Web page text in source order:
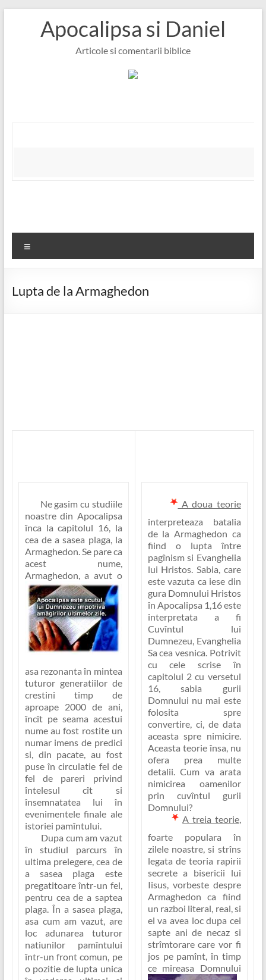
Apocalipsa si Daniel
Articole si comentarii biblice
Lupta de la Armaghedon
Ne gasim cu studiile
noastre din Apocalipsa
înca la capitolul 16, la
cea de a sasea plaga, la
Armaghedon. Se pare ca
acest nume,
Armaghedon,a avut o
asa rezonanta în mintea
tuturor generatiilor de
crestini timp de
aproape 2000 de ani,
încît pe seama acestui
nume au fost rostite un
numar imens de predici
si, din pacate, au fost
puse în circulatie fel de
fel de pareri privind
întelesul cît si
însemnatatea lui în
evenimentele finale ale
istoriei pamîntului.
Dupa cum am vazut
în studiul parcurs în
ultima prelegere, cea de
a sasea plaga este
pregatitoare într-un fel,
pentru cea de a saptea
plaga. În a sasea plaga,
asa cum am vazut, are
loc adunarea tuturor
natiunilor pamîntului
într-un front comun, pe
o pozitie de lupta unica
A doua teorie
interpreteaza batalia
de la Armaghedon ca
fiind o lupta între
pagînism si Evanghelia
lui Hristos. Sabia, care
este vazuta ca iese din
gura Domnului Hristos
în Apocalipsa 1,16 este
interpretata a fi
Cuvîntul lui
Dumnezeu, Evanghelia
Sa cea vesnica. Potrivit
cu cele scrise în
capitolul 2 cu versetul
16, sabia gurii
Domnului nu mai este
folosita spre
convertire, ci, de data
aceasta spre nimicire.
Aceasta teorie însa, nu
ofera prea multe
detalii. Cum va arata
nimicirea oamenilor
prin cuvîntul gurii
Domnului?
A treia teorie,
foarte populara în
zilele noastre, si strîns
legata de teoria rapirii
secrete a bisericii lui
Iisus, vorbeste despre
Armaghedon ca fiind
un razboi literal, real, si
el va avea loc dupa cei
sapte ani de necaz si
strîmtorare care vor fi
jos pe pamînt, în timp
ce mireasa Domnului